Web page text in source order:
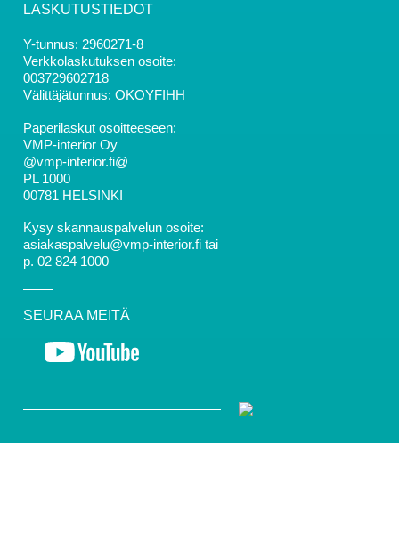
LASKUTUSTIEDOT
Y-tunnus: 2960271-8
Verkkolaskutuksen osoite:
003729602718
Välittäjätunnus: OKOYFIHH
Paperilaskut osoitteeseen:
VMP-interior Oy
@vmp-interior.fi@
PL 1000
00781 HELSINKI
Kysy skannauspalvelun osoite:
asiakaspalvelu@vmp-interior.fi tai
p. 02 824 1000
SEURAA MEITÄ